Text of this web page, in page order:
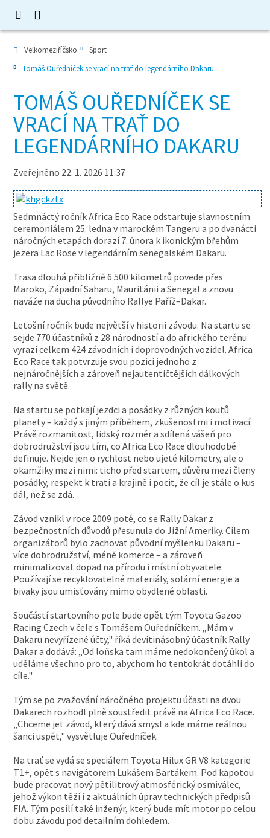
Velkomeziříčsko
Sport
Tomáš Ouředníček se vrací na trať do legendárního Dakaru
TOMÁŠ OUŘEDNÍČEK SE
VRACÍ NA TRAŤ DO
LEGENDÁRNÍHO DAKARU
Zveřejněno 22. 1. 2026 11:37
Sedmnáctý ročník Africa Eco Race odstartuje slavnostním
ceremoniálem 25. ledna v marockém Tangeru a po dvanácti
náročných etapách dorazí 7. února k ikonickým břehům
jezera Lac Rose v legendárním senegalském Dakaru.
Trasa dlouhá přibližně 6 500 kilometrů povede přes
Maroko, Západní Saharu, Mauritánii a Senegal a znovu
naváže na ducha původního Rallye Paříž–Dakar.
Letošní ročník bude největší v historii závodu. Na startu se
sejde 770 účastníků z 28 národností a do afrického terénu
vyrazí celkem 424 závodních i doprovodných vozidel. Africa
Eco Race tak potvrzuje svou pozici jednoho z
nejnáročnějších a zároveň nejautentičtějších dálkových
rally na světě.
Na startu se potkají jezdci a posádky z různých koutů
planety – každý s jiným příběhem, zkušenostmi i motivací.
Právě rozmanitost, lidský rozměr a sdílená vášeň pro
dobrodružství jsou tím, co Africa Eco Race dlouhodobě
definuje. Nejde jen o rychlost nebo ujeté kilometry, ale o
okamžiky mezi nimi: ticho před startem, důvěru mezi členy
posádky, respekt k trati a krajině i pocit, že cíl je stále o kus
dál, než se zdá.
Závod vznikl v roce 2009 poté, co se Rally Dakar z
bezpečnostních důvodů přesunula do Jižní Ameriky. Cílem
organizátorů bylo zachovat původní myšlenku Dakaru –
více dobrodružství, méně komerce – a zároveň
minimalizovat dopad na přírodu i místní obyvatele.
Používají se recyklovatelné materiály, solární energie a
bivaky jsou umisťovány mimo obydlené oblasti.
Součástí startovního pole bude opět tým Toyota Gazoo
Racing Czech v čele s Tomášem Ouředníčkem. „Mám v
Dakaru nevyřízené účty," říká devítinásobný účastník Rally
Dakar a dodává: „Od loňska tam máme nedokončený úkol a
uděláme všechno pro to, abychom ho tentokrát dotáhli do
cíle."
Tým se po zvažování náročného projektu účasti na dvou
Dakarech rozhodl plně soustředit právě na Africa Eco Race.
„Chceme jet závod, který dává smysl a kde máme reálnou
šanci uspět," vysvětluje Ouředníček.
Na trať se vydá se speciálem Toyota Hilux GR V8 kategorie
T1+, opět s navigátorem Lukášem Bartákem. Pod kapotou
bude pracovat nový pětilitrový atmosférický osmiválec,
jehož výkon těží i z aktuálních úprav technických předpisů
FIA. Tým posílí také inženýr, který bude mít motor po celou
dobu závodu pod detailním dohledem.